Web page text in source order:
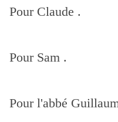
Pour Claude .
Pour Sam .
Pour l'abbé